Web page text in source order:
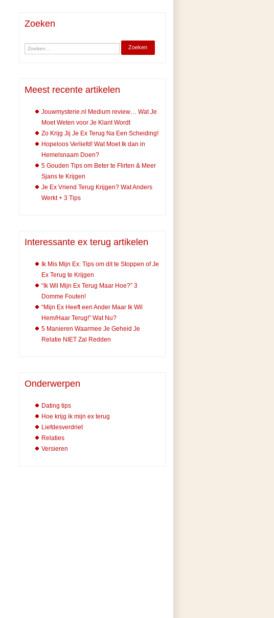
Zoeken
Meest recente artikelen
Jouwmysterie.nl Medium review… Wat Je
Moet Weten voor Je Klant Wordt
Zo Krijg Jij Je Ex Terug Na Een Scheiding!
Hopeloos Verliefd! Wat Moet Ik dan in
Hemelsnaam Doen?
5 Gouden Tips om Beter te Flirten & Meer
Sjans te Krijgen
Je Ex Vriend Terug Krijgen? Wat Anders
Werkt + 3 Tips
Interessante ex terug artikelen
Ik Mis Mijn Ex: Tips om dit te Stoppen of Je
Ex Terug te Krijgen
“Ik Wil Mijn Ex Terug Maar Hoe?” 3
Domme Fouten!
“Mijn Ex Heeft een Ander Maar Ik Wil
Hem/Haar Terug!” Wat Nu?
5 Manieren Waarmee Je Geheid Je
Relatie NIET Zal Redden
Onderwerpen
Dating tips
Hoe krijg ik mijn ex terug
Liefdesverdriet
Relaties
Versieren